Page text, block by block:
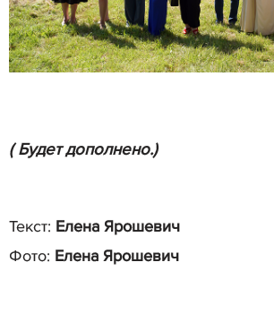
( Будет дополнено.)
Текст: Елена Ярошевич
Фото: Елена Ярошевич